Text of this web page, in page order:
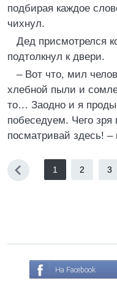
подбирая каждое
чихнул.
Дед присмотрелся
подтолкнул к двери.
– Вот что, мил
хлебной пыли и
то… Заодно и я
побеседуем. Чего зря
посматривай здесь!
1 2 3
На Facebook